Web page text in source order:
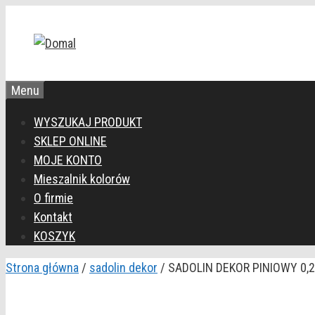
Menu
WYSZUKAJ PRODUKT
SKLEP ONLINE
MOJE KONTO
Mieszalnik kolorów
O firmie
Kontakt
KOSZYK
Strona główna / sadolin dekor / SADOLIN DEKOR PINIOWY